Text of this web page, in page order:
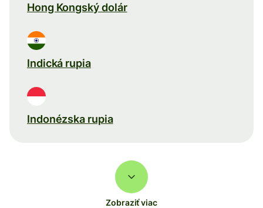
Hong Kongský dolár
Indická rupia
Indonézska rupia
Zobraziť viac